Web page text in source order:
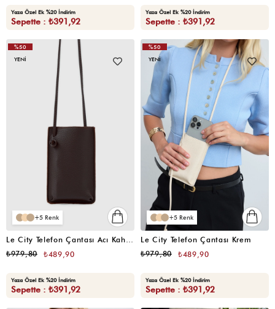
Yaza Özel Ek %20 İndirim
Sepette : ₺391,92
Yaza Özel Ek %20 İndirim
Sepette : ₺391,92
5
Le City Telefon Çantası Acı Kahve
₺489,90
₺979,80
Yaza Özel Ek %20 İndirim
Sepette : ₺391,92
%50
YENI
5
Le City Telefon Çantası Krem
₺489,90
₺979,80
Yaza Özel Ek %20 İndirim
Sepette : ₺391,92
%50
YENI